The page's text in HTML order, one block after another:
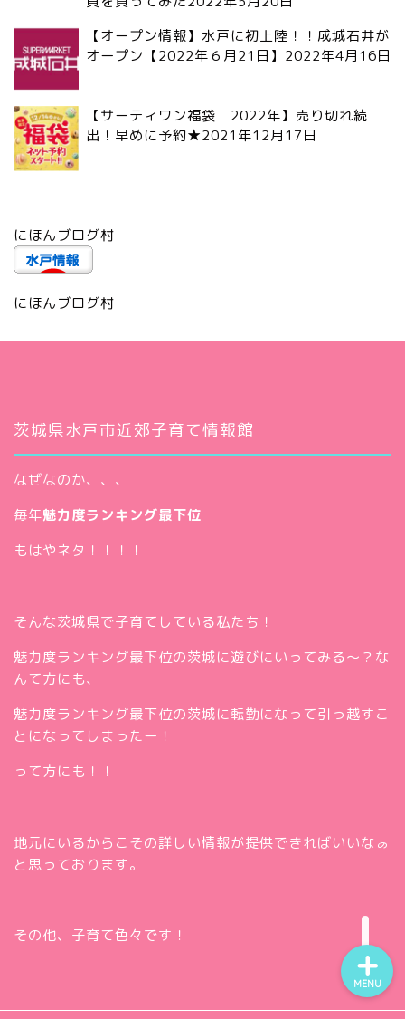
【オープン情報】水戸に初上陸！！成城石井が
オープン【2022年６月21日】 2022年4月16日
【サーティワン福袋 2022年】売り切れ続
出！早めに予約★2021年12月17日
にほんブログ村
にほんブログ村
茨城県水戸市近郊子育て情報館
なぜなのか、、、
毎年魅力度ランキング最下位
もはやネタ！！！！
そんな茨城県で子育てしている私たち！
魅力度ランキング最下位の茨城に遊びにいってみる～？な
んて方にも、
魅力度ランキング最下位の茨城に転勤になって引っ越すこ
とになってしまったー！
って方にも！！
地元にいるからこその詳しい情報が提供できればいいなぁ
と思っております。
その他、子育て色々です！
MENU
い合